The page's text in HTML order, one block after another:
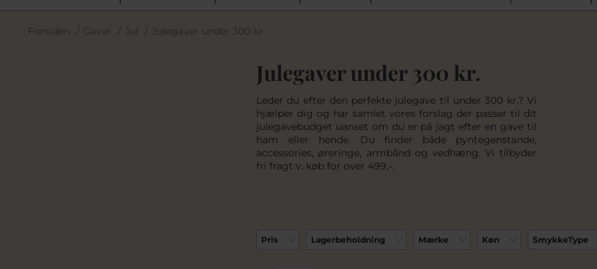
Forsiden / Gaver / Jul / Julegaver under 300 kr
Julegaver under 300 kr.
Leder du efter den perfekte julegave til under 300 kr.? Vi
hjælper dig og har samlet vores forslag der passer til dit
julegavebudget uanset om du er på jagt efter en gave til
ham eller hende. Du finder både pyntegenstande,
accessories, øreringe, armbånd og vedhæng. Vi tilbyder
fri fragt v. køb for over 499,-.
Pris Lagerbeholdning Mærke Køn SmykkeType